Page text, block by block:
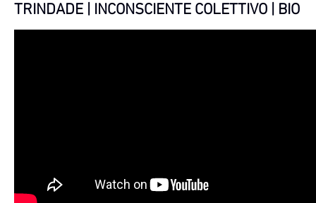
TRINDADE | INCONSCIENTE COLETTIVO | BIO